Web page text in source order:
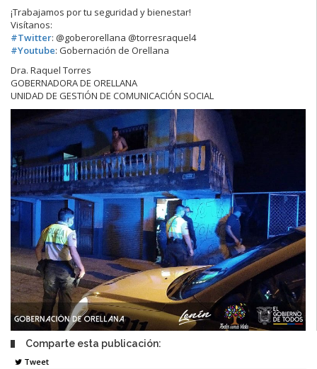
¡Trabajamos por tu seguridad y bienestar!
Visítanos:
#Twitter: @goberorellana @torresraquel4
#Youtube: Gobernación de Orellana
Dra. Raquel Torres
GOBERNADORA DE ORELLANA
UNIDAD DE GESTIÓN DE COMUNICACIÓN SOCIAL
Comparte esta publicación:
Tweet